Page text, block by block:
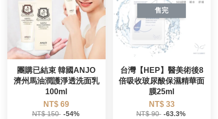
團購已結束 韓國ANJO
濟州馬油潤護淨透洗面乳
100ml
NT$ 69
NT$ 150 -54%
售完
台灣【HEP】醫美術後8
倍吸收玻尿酸保濕精華面
膜25ml
NT$ 33
NT$ 90 -63.3%